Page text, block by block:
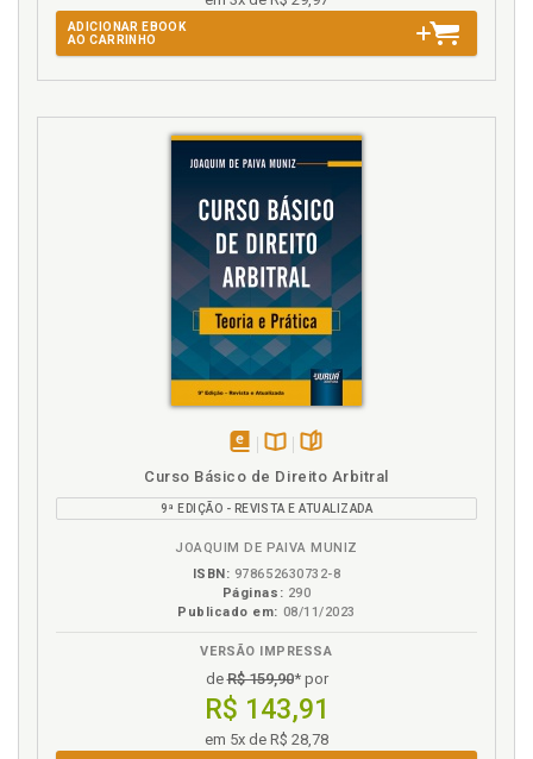
ADICIONAR EBOOK
AO CARRINHO
eBookB.V.
Curso Básico de Direito Arbitral
9ª EDIÇÃO - REVISTA E ATUALIZADA
JOAQUIM DE PAIVA MUNIZ
ISBN: 978652630732-8
Páginas: 290
Publicado em: 08/11/2023
VERSÃO IMPRESSA
deR$ 159,90* por
R$ 143,91
em 5x de R$ 28,78